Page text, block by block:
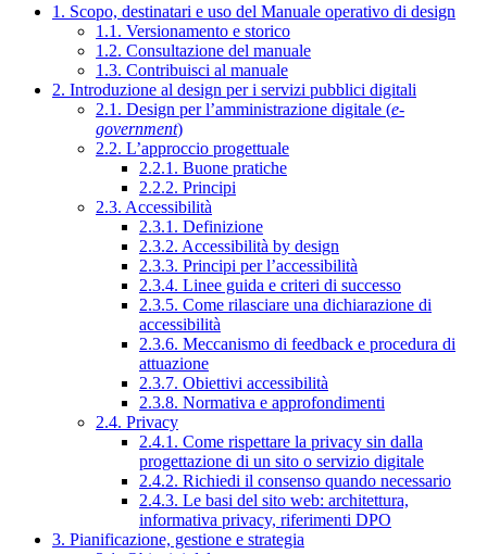
1. Scopo, destinatari e uso del Manuale operativo di design
1.1. Versionamento e storico
1.2. Consultazione del manuale
1.3. Contribuisci al manuale
2. Introduzione al design per i servizi pubblici digitali
2.1. Design per l’amministrazione digitale (e-
government)
2.2. L’approccio progettuale
2.2.1. Buone pratiche
2.2.2. Principi
2.3. Accessibilità
2.3.1. Definizione
2.3.2. Accessibilità by design
2.3.3. Principi per l’accessibilità
2.3.4. Linee guida e criteri di successo
2.3.5. Come rilasciare una dichiarazione di
accessibilità
2.3.6. Meccanismo di feedback e procedura di
attuazione
2.3.7. Obiettivi accessibilità
2.3.8. Normativa e approfondimenti
2.4. Privacy
2.4.1. Come rispettare la privacy sin dalla
progettazione di un sito o servizio digitale
2.4.2. Richiedi il consenso quando necessario
2.4.3. Le basi del sito web: architettura,
informativa privacy, riferimenti DPO
3. Pianificazione, gestione e strategia